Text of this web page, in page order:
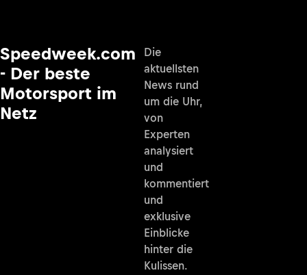
Speedweek.com
- Der beste
Motorsport im
Netz
Die
aktuellsten
News rund
um die Uhr,
von
Experten
analysiert
und
kommentiert
und
exklusive
Einblicke
hinter die
Kulissen.